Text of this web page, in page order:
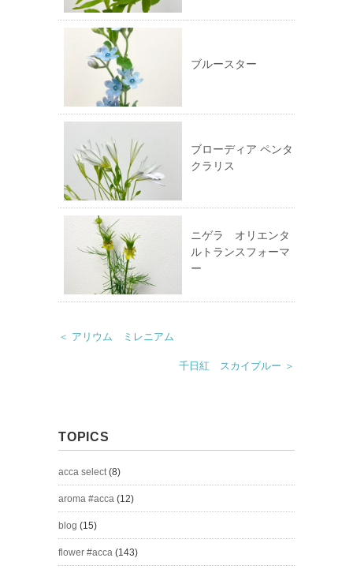
す)
ブルースター
ブローディア ペンタ
クラリス
ニゲラ オリエンタ
ルトランスフォーマ
ー
＜ アリウム ミレニアム
千日紅 スカイブルー ＞
TOPICS
acca select(8)
aroma #acca (12)
blog (15)
flower #acca (143)